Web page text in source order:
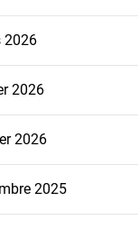
2026
2026
2026
2025